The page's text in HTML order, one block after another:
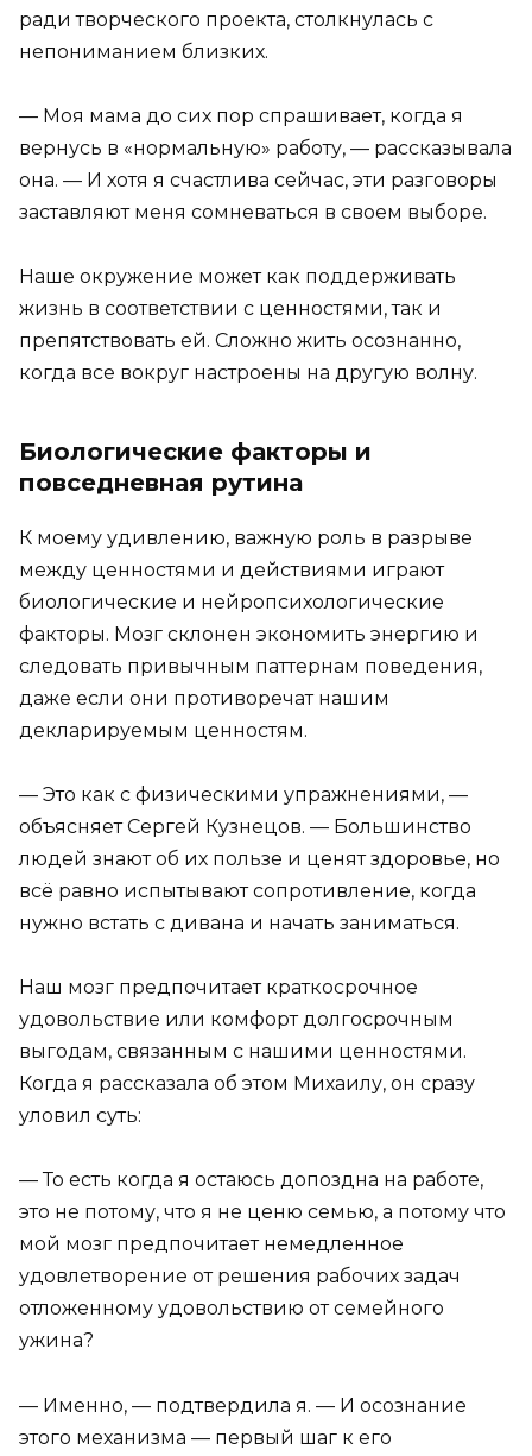
ради творческого проекта, столкнулась с
непониманием близких.
— Моя мама до сих пор спрашивает, когда я
вернусь в «нормальную» работу, — рассказывала
она. — И хотя я счастлива сейчас, эти разговоры
заставляют меня сомневаться в своем выборе.
Наше окружение может как поддерживать
жизнь в соответствии с ценностями, так и
препятствовать ей. Сложно жить осознанно,
когда все вокруг настроены на другую волну.
Биологические факторы и
повседневная рутина
К моему удивлению, важную роль в разрыве
между ценностями и действиями играют
биологические и нейропсихологические
факторы. Мозг склонен экономить энергию и
следовать привычным паттернам поведения,
даже если они противоречат нашим
декларируемым ценностям.
— Это как с физическими упражнениями, —
объясняет Сергей Кузнецов. — Большинство
людей знают об их пользе и ценят здоровье, но
всё равно испытывают сопротивление, когда
нужно встать с дивана и начать заниматься.
Наш мозг предпочитает краткосрочное
удовольствие или комфорт долгосрочным
выгодам, связанным с нашими ценностями.
Когда я рассказала об этом Михаилу, он сразу
уловил суть:
— То есть когда я остаюсь допоздна на работе,
это не потому, что я не ценю семью, а потому что
мой мозг предпочитает немедленное
удовлетворение от решения рабочих задач
отложенному удовольствию от семейного
ужина?
— Именно, — подтвердила я. — И осознание
этого механизма — первый шаг к его